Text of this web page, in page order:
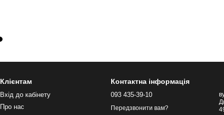
Клієнтам
Вхід до кабінету
Про нас
Контактна інформація
093 435-39-10
Передзвонити вам?